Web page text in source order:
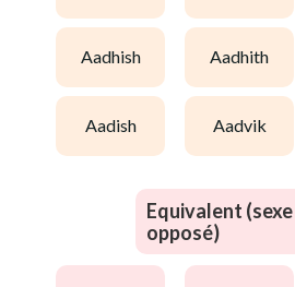
aadhish aadhith
aadish aadvik
Equivalent (sexe
opposé)